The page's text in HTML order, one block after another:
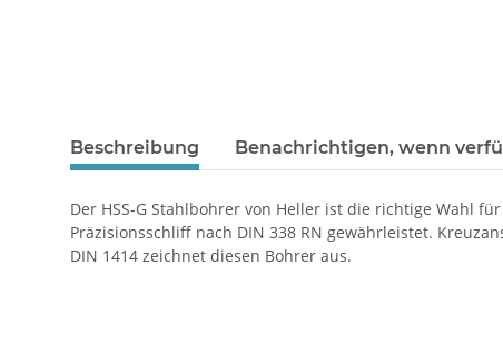
Beschreibung Benachrichtigen, wenn
Der HSS-G Stahlbohrer von Heller ist die richtige Wahl
Präzisionsschliff nach DIN 338 RN gewährleistet.
DIN 1414 zeichnet diesen Bohrer aus.